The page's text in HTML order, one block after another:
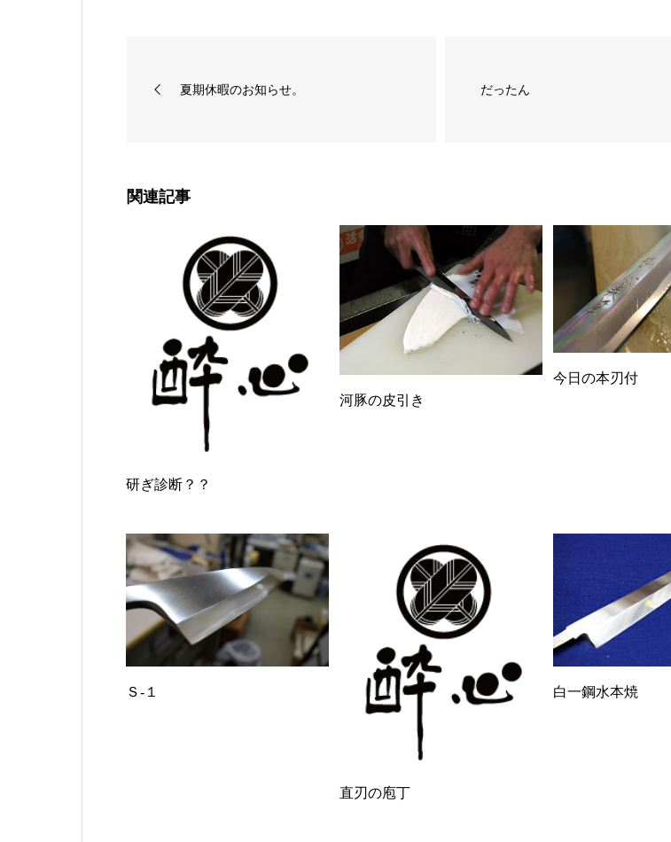
夏期休暇のお知らせ。 だったん
関連記事
研ぎ診断？？
河豚の皮引き
今日の本刃付
Ｓ-１
直刃の庖丁
白一鋼水本焼